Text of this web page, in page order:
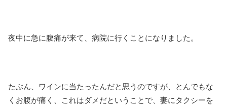
夜中に急に腹痛が来て、病院に行くことになりました。
たぶん、ワインに当たったんだと思うのですが、とんでもな
くお腹が痛く、これはダメだということで、妻にタクシーを